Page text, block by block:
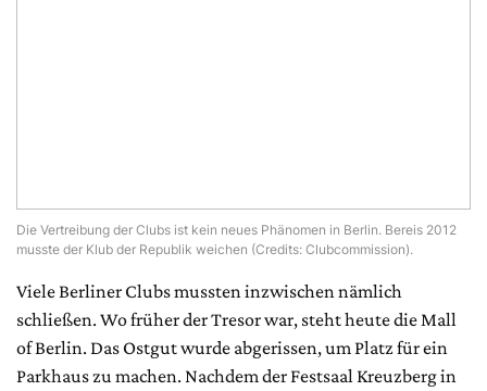
Die Vertreibung der Clubs ist kein neues Phänomen in Berlin. Bereis 2012
musste der Klub der Republik weichen (Credits: Clubcommission).
Viele Berliner Clubs mussten inzwischen nämlich
schließen. Wo früher der Tresor war, steht heute die Mall
of Berlin. Das Ostgut wurde abgerissen, um Platz für ein
Parkhaus zu machen. Nachdem der Festsaal Kreuzberg in